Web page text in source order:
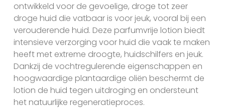
ontwikkeld voor de gevoelige, droge tot zeer
droge huid die vatbaar is voor jeuk, vooral bij een
verouderende huid. Deze parfumvrije lotion biedt
intensieve verzorging voor huid die vaak te maken
heeft met extreme droogte, huidschilfers en jeuk.
Dankzij de vochtregulerende eigenschappen en
hoogwaardige plantaardige oliën beschermt de
lotion de huid tegen uitdroging en ondersteunt
het natuurlijke regeneratieproces.